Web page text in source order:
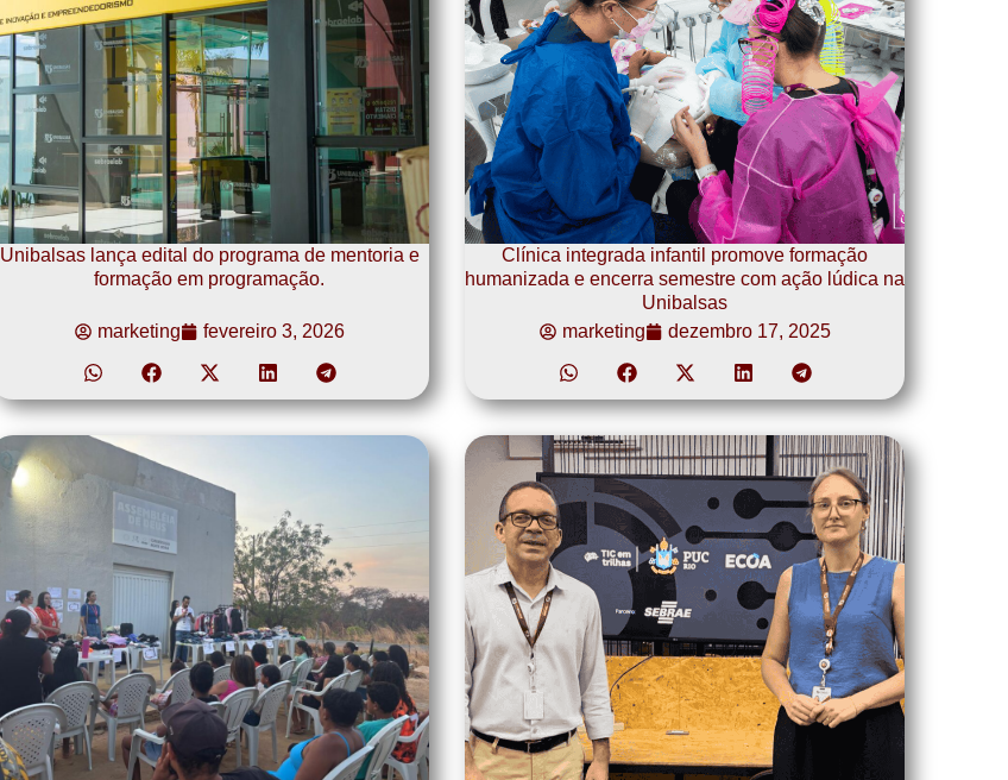
Unibalsas lança edital do programa de mentoria e
formação em programação.
marketing fevereiro 3, 2026
Clínica integrada infantil promove formação
humanizada e encerra semestre com ação lúdica na
Unibalsas
marketing
dezembro 17, 2025